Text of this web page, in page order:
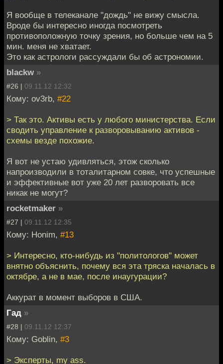
Я вообще в телеканале "дождь" не вижу смысла.
Вроде бы интересно иногда посмотреть
противоположную точку зрения, но больше чем на 5
мин. меня не хватает.
Это как астрологи рассуждали бы об астрономии.
blackw »
#26 | 09.11.12 12:32
Кому: ov3rb, #22
> Так это. Активы есть у любого министерства. Если
сводить управление к разворовыванию активов -
схемы везде похожие.
Я вот не устаю удивляться, этож сколько
напроизводили в тоталитарном совке, что успешные
и эффективные вот уже 20 лет разворовать все
никак не могут?
rocketmaker »
#27 | 09.11.12 12:35
Кому: Honim, #13
> Интересно, кто-нибудь из "политологов" может
внятно объяснить, почему вся эта тряска началась в
октябре, а не в мае, после инаугурации?
Аккурат в момент выборов в США.
Гад »
#28 | 09.11.12 12:37
Кому: Goblin, #3
> Эксперты, my ass.